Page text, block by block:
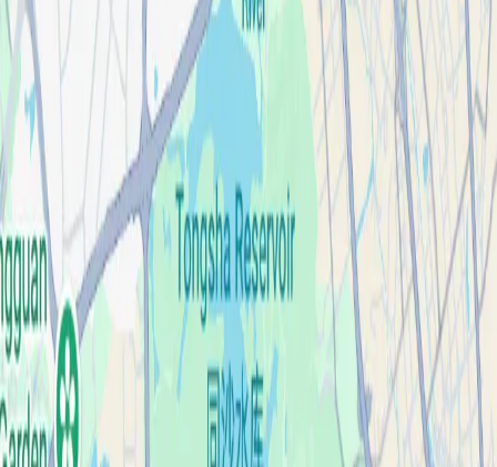
成功案例
關於我們
聯絡我們
繁體中文
索取報價
首頁